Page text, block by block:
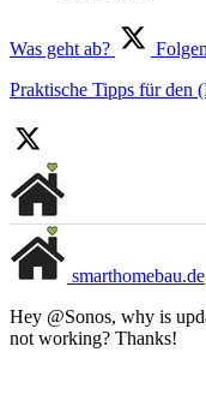
Was geht ab?
Folgen
Praktische Tipps für den
smarthomebau.de
Hey @Sonos, why is
not working? Thanks!